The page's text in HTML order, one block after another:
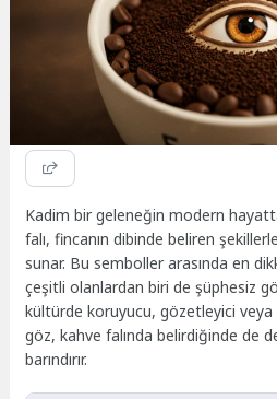
Kadim bir geleneğin modern
falı, fincanın dibinde beliren
sunar. Bu semboller arasında en
çeşitli olanlardan biri de şüphesiz
kültürde koruyucu, gözetleyici veya
göz, kahve falında belirdiğinde de
barındırır.